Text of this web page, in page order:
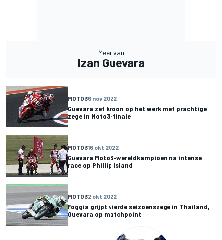
Meer van
Izan Guevara
MOTO36 nov 2022
Guevara zet kroon op het werk met prachtige
zege in Moto3-finale
MOTO316 okt 2022
Guevara Moto3-wereldkampioen na intense
race op Phillip Island
MOTO32 okt 2022
Foggia grijpt vierde seizoenszege in Thailand,
Guevara op matchpoint